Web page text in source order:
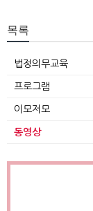
목록
법정의무교육
프로그램
이모저모
동영상